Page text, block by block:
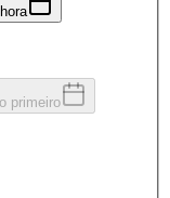
primeiro